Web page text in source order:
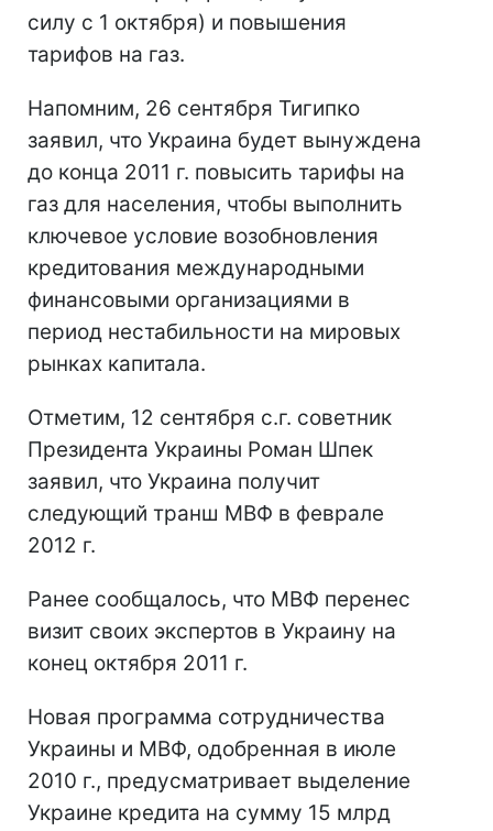
силу с 1 октября) и повышения
тарифов на газ.
Напомним, 26 сентября Тигипко
заявил, что Украина будет вынуждена
до конца 2011 г. повысить тарифы на
газ для населения, чтобы выполнить
ключевое условие возобновления
кредитования международными
финансовыми организациями в
период нестабильности на мировых
рынках капитала.
Отметим, 12 сентября с.г. советник
Президента Украины Роман Шпек
заявил, что Украина получит
следующий транш МВФ в феврале
2012 г.
Ранее сообщалось, что МВФ перенес
визит своих экспертов в Украину на
конец октября 2011 г.
Новая программа сотрудничества
Украины и МВФ, одобренная в июле
2010 г., предусматривает выделение
Украине кредита на сумму 15 млрд